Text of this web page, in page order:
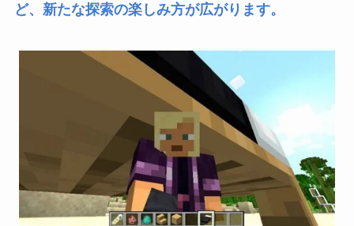
ど、新たな探索の楽しみ方が広がります。